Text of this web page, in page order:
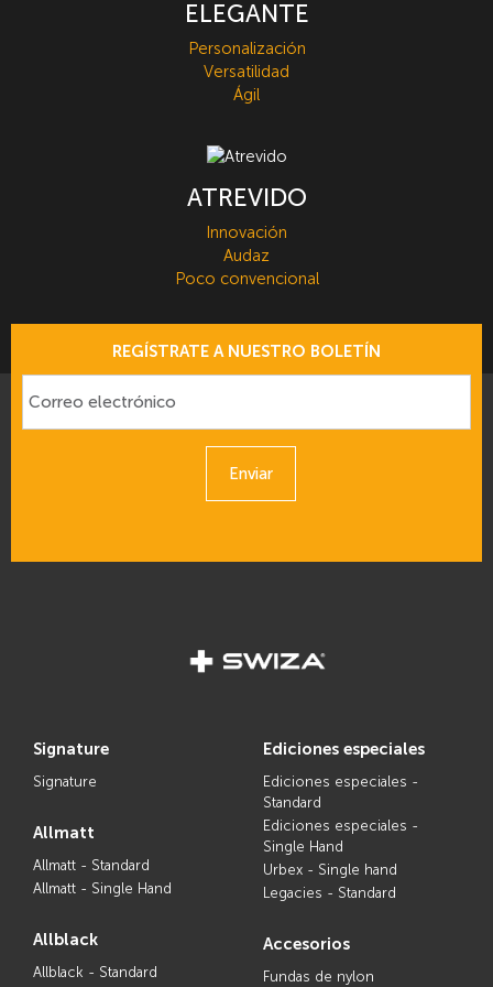
ELEGANTE
Personalización
Versatilidad
Ágil
ATREVIDO
Innovación
Audaz
Poco convencional
REGÍSTRATE A NUESTRO BOLETÍN
Enviar
signature
Signature
allmatt
Allmatt - Standard
Allmatt - Single Hand
allblack
Allblack - Standard
ediciones especiales
Ediciones especiales -
Standard
Ediciones especiales -
Single Hand
Urbex - Single hand
Legacies - Standard
accesorios
Fundas de nylon